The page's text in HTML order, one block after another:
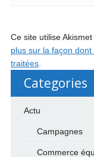
Ce site utilise
plus sur la façon
traitées.
Categories
Actu
Campagnes
Commerce